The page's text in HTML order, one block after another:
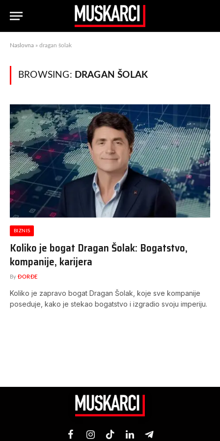
Naslovna » dragan šolak
BROWSING: DRAGAN ŠOLAK
BIZNIS
Koliko je bogat Dragan Šolak: Bogatstvo,
kompanije, karijera
By ĐORĐE
Koliko je zapravo bogat Dragan Šolak, koje sve kompanije
poseduje, kako je stekao bogatstvo i izgradio svoju imperiju.
FacebookInstagramTikTokLinkedInTelegram